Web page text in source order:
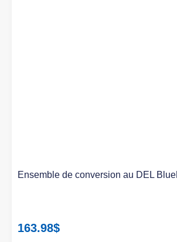
Ensemble de conversion au DEL
163.98$